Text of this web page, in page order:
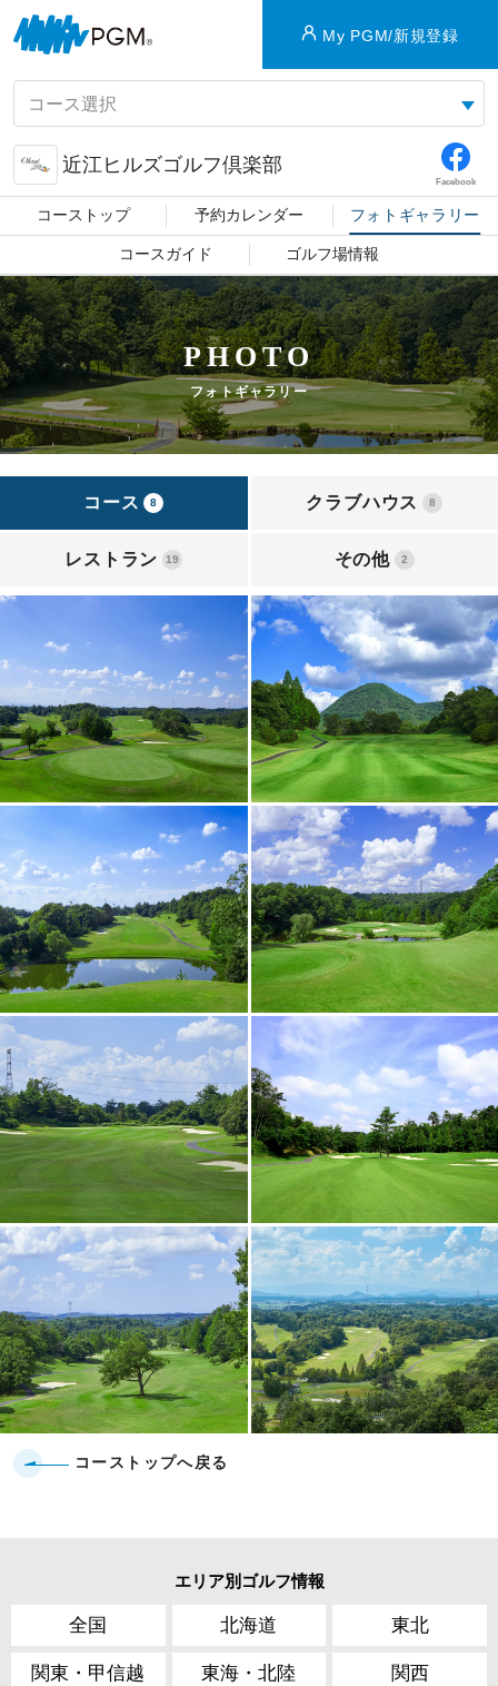
My PGM/新規登録
近江ヒルズゴルフ倶楽部
Facebook
コーストップ 予約カレンダー フォトギャラリー
コースガイド ゴルフ場情報
PHOTO
フォトギャラリー
コース 8 クラブハウス 8
レストラン 19 その他 2
コーストップへ戻る
エリア別ゴルフ情報
全国 北海道 東北
関東・甲信越 東海・北陸 関西